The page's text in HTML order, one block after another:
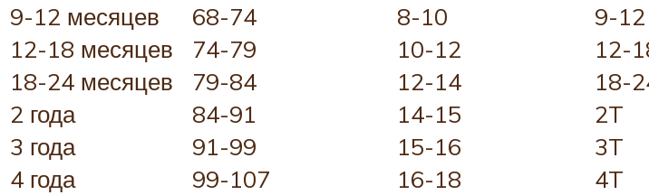
9-12 месяцев
68-74 8-10
9-
12-18 месяцев
74-79 10-12
12-
18-24 месяцев
79-84 12-14
18-
2 года
84-91 14-15
2T
3 года
91-99 15-16
3T
4 года
99-107 16-18
4T